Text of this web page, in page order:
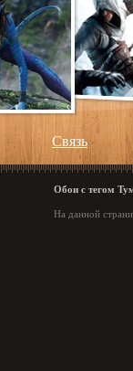
Cвязь
Обои с тегом
На данной